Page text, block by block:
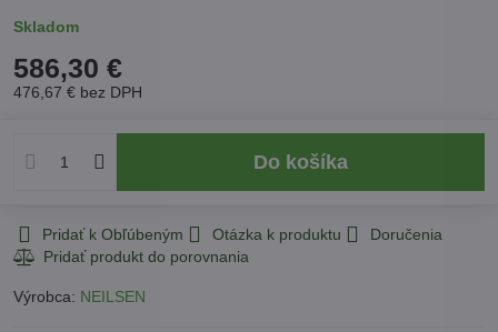
Skladom
586,30 €
476,67 € bez DPH
Do košíka
Pridať k Obľúbeným Otázka k produktu Doručenia
Výrobca: NEILSEN